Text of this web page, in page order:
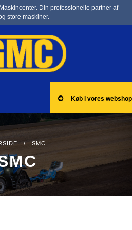
Din professionelle partner af
store maskiner.
Køb i vores webshop
/ SMC